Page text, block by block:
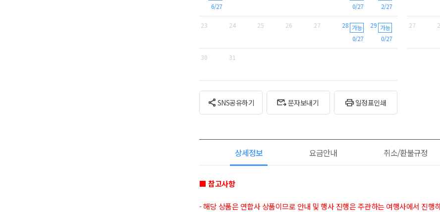
6/27
0/27
2/27
23 24 25 26 27 28 가능
0/27
29 가능
0/27
30 31
27
SNS공유하기 문자보내기 일정표인쇄
상세정보 요금안내 취소/환불규정
■ 참고사항
- 해당 상품은 연합사 상품이므로 안내 및 행사 진행은 주관하는 여행사에서 진행